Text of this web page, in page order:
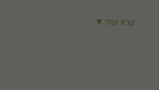
קרא עוד ▼